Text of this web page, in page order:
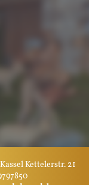
Kettelerstr. 21